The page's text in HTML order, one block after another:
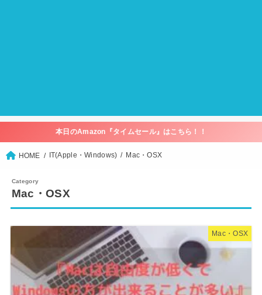
本日のAmazon『タイムセール』はこちら！！
HOME IT(Apple・Windows) Mac・OSX
Mac・OSX
Mac・OSX